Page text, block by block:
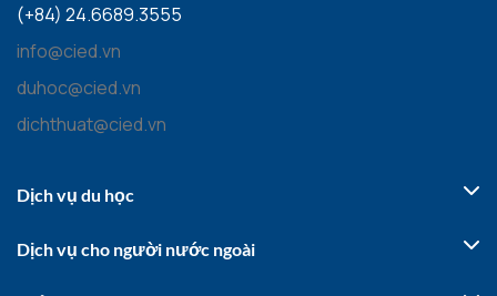
(+84) 24.6689.3555
info@cied.vn
duhoc@cied.vn
dichthuat@cied.vn
Dịch vụ du học
Dịch vụ cho người nước ngoài